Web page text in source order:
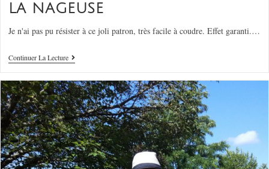
LA NAGEUSE
Je n'ai pas pu résister à ce joli patron, très facile à coudre. Effet garanti.…
Continuer La Lecture